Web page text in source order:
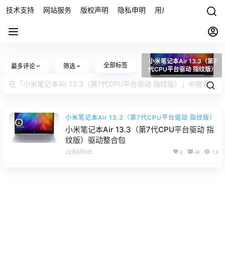
技术支持 网站服务 版权声明 隐私申明 用户协议 联系我们
最多评论 筛选 全部标签
小米笔记本Air 13.3（第7
代CPU平台驱动 指纹版）
小米笔记本Air 13.3（第7代CPU平台驱动 指纹版）
小米笔记本Air 13.3（第7代CPU平台驱动 指
纹版）驱动整合包
22年6月8日 0 48 1.8k